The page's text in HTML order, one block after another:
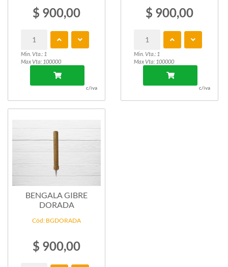
$ 900,00
Min. Vta.: 1
Max Vta: 100000
c/iva
$ 900,00
Min. Vta.: 1
Max Vta: 100000
c/iva
BENGALA GIBRE
DORADA
Cód: BGDORADA
$ 900,00